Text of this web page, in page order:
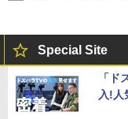
Special Site
「ド
入!人